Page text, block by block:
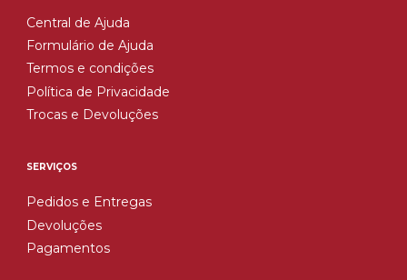
Central de Ajuda
Formulário de Ajuda
Termos e condições
Política de Privacidade
Trocas e Devoluções
SERVIÇOS
Pedidos e Entregas
Devoluções
Pagamentos